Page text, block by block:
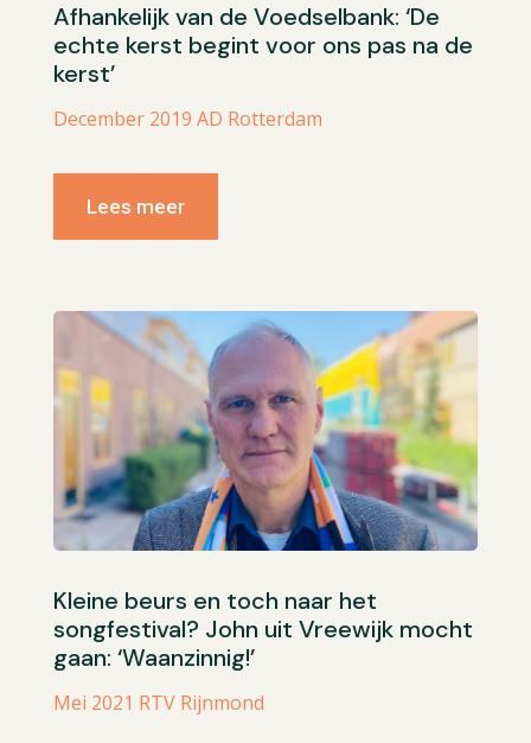
Afhankelijk van de Voedselbank: ‘De
echte kerst begint voor ons pas na de
kerst’
December 2019 AD Rotterdam
Lees meer
Kleine beurs en toch naar het
songfestival? John uit Vreewijk mocht
gaan: ‘Waanzinnig!’
Mei 2021 RTV Rijnmond